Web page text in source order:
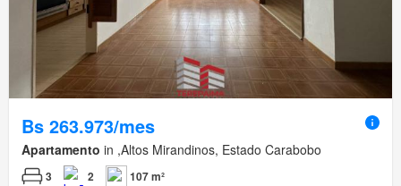
Bs 263.973/mes
Apartamento in ,Altos Mirandinos, Estado Carabobo
3 2 107 m²